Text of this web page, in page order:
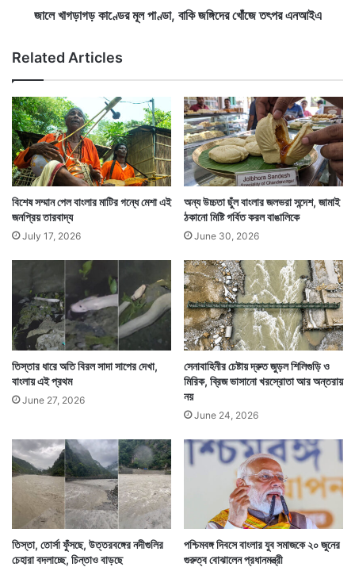
Tags Baishe Srabon
ধি
স্থ
ক
রু
ণা
নি
ধি
পা
ণ্ডা
,
বা
কি
জ
ঙ্গি
দে
র
খোঁ
জে
ৎ
র
ন
আ
ই
এ
জালে খাগড়াগড় কাণ্ডের মূল পাণ্ডা, বাকি জঙ্গিদের খোঁজে তৎপর এনআইএ
Related Articles
বিশেষ সম্মান পেল বাংলার মাটির গন্ধে মেশা এই
জনপ্রিয় তারবাদ্য
July 17, 2026
অন্য উচ্চতা ছুঁল বাংলার জলভরা সন্দেশ, জামাই
ঠকানো মিষ্টি গর্বিত করল বাঙালিকে
June 30, 2026
তিস্তার ধারে অতি বিরল সাদা সাপের দেখা,
বাংলায় এই প্রথম
June 27, 2026
সেনাবাহিনীর চেষ্টায় দ্রুত জুড়ল শিলিগুড়ি ও
মিরিক, ব্রিজ ভাসানো খরস্রোতা আর অন্তরায়
নয়
June 24, 2026
তিস্তা, তোর্সা ফুঁসছে, উত্তরবঙ্গের নদীগুলির
চেহারা বদলাচ্ছে, চিন্তাও বাড়ছে
পশ্চিমবঙ্গ দিবসে বাংলার যুব সমাজকে ২০ জুনের
গুরুত্ব বোঝালেন প্রধানমন্ত্রী